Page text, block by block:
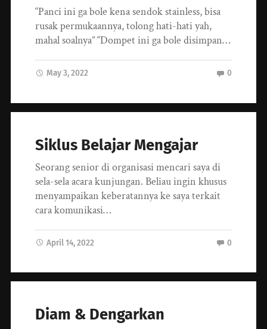
“Panci ini ga bole kena sendok stainless, bisa
rusak permukaannya, tolong hati-hati yah,
mahal soalnya” “Dompet ini ga bole disimpan…
May 3, 2022 0
Siklus Belajar Mengajar
Seorang senior di organisasi mencari saya di
sela-sela acara kunjungan. Beliau ingin khusus
menyampaikan keberatannya ke saya terkait
cara komunikasi…
April 14, 2022 0
Diam & Dengarkan